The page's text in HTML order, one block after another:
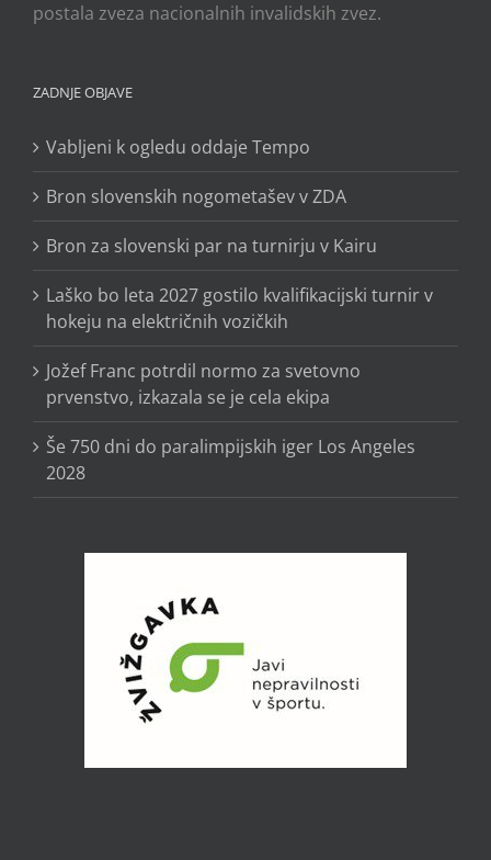
postala zveza nacionalnih invalidskih zvez.
ZADNJE OBJAVE
Vabljeni k ogledu oddaje Tempo
Bron slovenskih nogometašev v ZDA
Bron za slovenski par na turnirju v Kairu
Laško bo leta 2027 gostilo kvalifikacijski turnir v
hokeju na električnih vozičkih
Jožef Franc potrdil normo za svetovno
prvenstvo, izkazala se je cela ekipa
Še 750 dni do paralimpijskih iger Los Angeles
2028